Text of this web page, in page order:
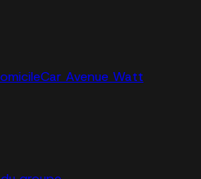
Car Avenue Watt